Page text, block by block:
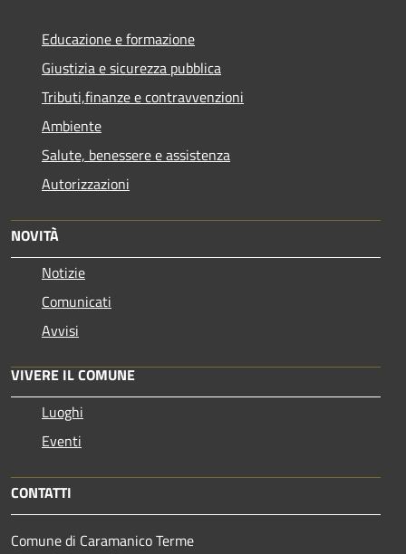
Educazione e formazione
Giustizia e sicurezza pubblica
Tributi,finanze e contravvenzioni
Ambiente
Salute, benessere e assistenza
Autorizzazioni
NOVITÀ
Notizie
Comunicati
Avvisi
VIVERE IL COMUNE
Luoghi
Eventi
CONTATTI
Comune di Caramanico Terme